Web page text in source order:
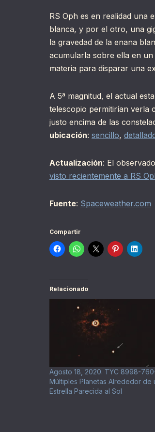
RS Oph es en realidad una
blanca, y por el otro, una
la gravedad de la enana
acumularla sobre ella en un
materia para disparar una
A 5ª magnitud, el actual
telescopio permitirían verla
justo encima de las
ubicación: sencillo,
Actualización: El
visto recientemente a RS
Fuente: Spaceweather.com
Compartir
Relacionado
Agosto 18, 2020. TYC 8998-
Múltiples Planetas Alrededor de
Estrella Parecida al Sol